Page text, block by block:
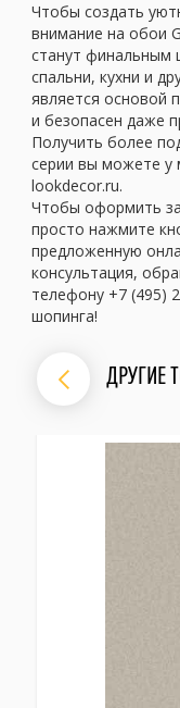
Чтобы создать
внимание на обои
станут финальным
спальни, кухни и
является основой
и безопасен даже
Получить более
серии вы можете у
lookdecor.ru.
Чтобы оформить
просто нажмите
предложенную
консультация,
телефону +7 (495)
шопинга!
ДРУГИЕ